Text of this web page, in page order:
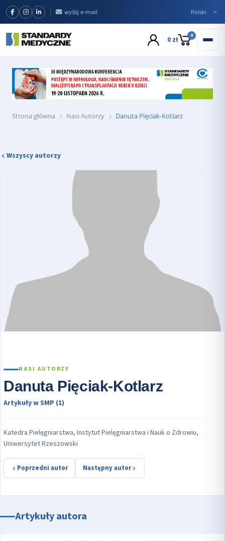
wyślij e-mail
0 zł 0
Strona główna Nasi Autorzy Danuta Pięciak-Kotlarz
Wszyscy autorzy
NASI AUTORZY
Danuta Pięciak-Kotlarz
Artykuły w SMP (1)
Katedra Pielęgniarstwa, Instytut Pielęgniarstwa i Nauk o Zdrowiu,
Uniwersytet Rzeszowski
Poprzedni autor Następny autor
Artykuły autora